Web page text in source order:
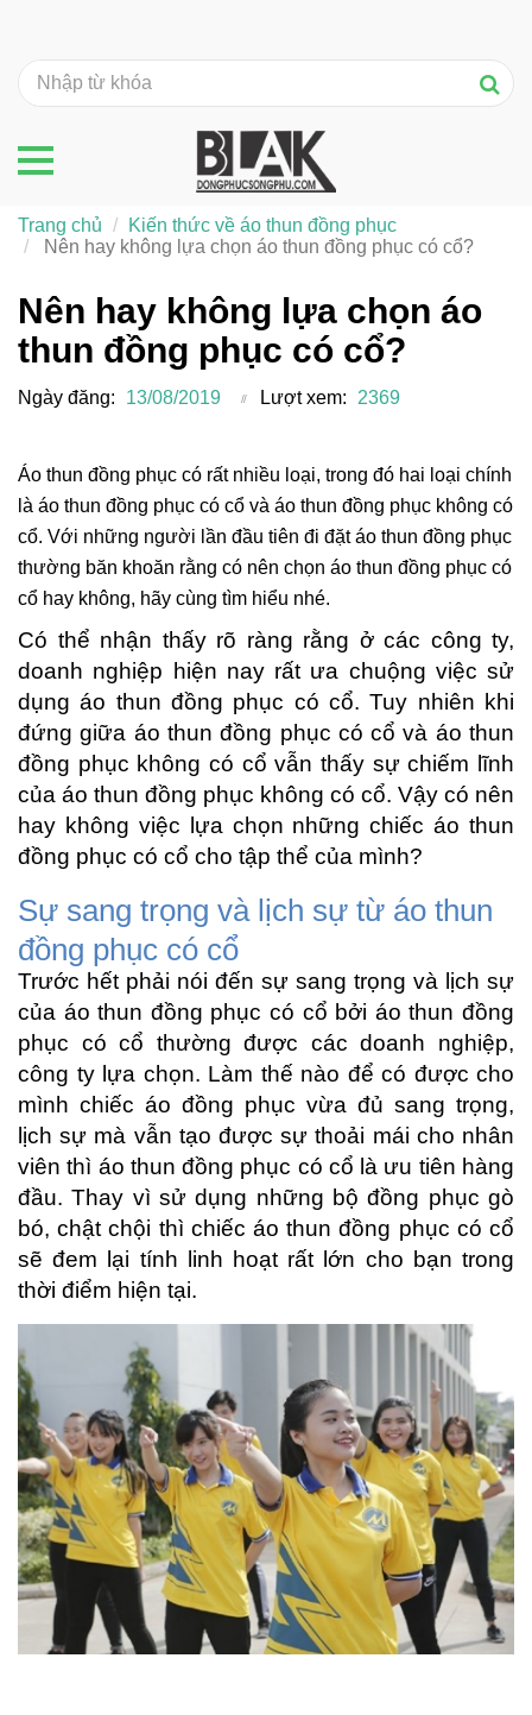
Nên hay không lựa chọn áo
thun đồng phục có cổ?
Ngày đăng: 13/08/2019 Lượt xem: 2369
Áo thun đồng phục có rất nhiều loại, trong đó hai loại chính
là áo thun đồng phục có cổ và áo thun đồng phục không có
cổ. Với những người lần đầu tiên đi đặt áo thun đồng phục
thường băn khoăn rằng có nên chọn áo thun đồng phục có
cổ hay không, hãy cùng tìm hiểu nhé.
Có thể nhận thấy rõ ràng rằng ở các công ty,
doanh nghiệp hiện nay rất ưa chuộng việc sử
dụng áo thun đồng phục có cổ. Tuy nhiên khi
đứng giữa áo thun đồng phục có cổ và áo thun
đồng phục không có cổ vẫn thấy sự chiếm lĩnh
của áo thun đồng phục không có cổ. Vậy có nên
hay không việc lựa chọn những chiếc áo thun
đồng phục có cổ cho tập thể của mình?
Sự sang trọng và lịch sự từ áo thun
đồng phục có cổ
Trước hết phải nói đến sự sang trọng và lịch sự
của áo thun đồng phục có cổ bởi áo thun đồng
phục có cổ thường được các doanh nghiệp,
công ty lựa chọn. Làm thế nào để có được cho
mình chiếc áo đồng phục vừa đủ sang trọng,
lịch sự mà vẫn tạo được sự thoải mái cho nhân
viên thì áo thun đồng phục có cổ là ưu tiên hàng
đầu. Thay vì sử dụng những bộ đồng phục gò
bó, chật chội thì chiếc áo thun đồng phục có cổ
sẽ đem lại tính linh hoạt rất lớn cho bạn trong
thời điểm hiện tại.
Trang chủ
Kiến thức về áo thun đồng phục
Nên hay không lựa chọn áo thun đồng phục có cổ?